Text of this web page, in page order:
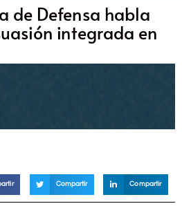
de Defensa habla
integrada en
Compartir Compartir